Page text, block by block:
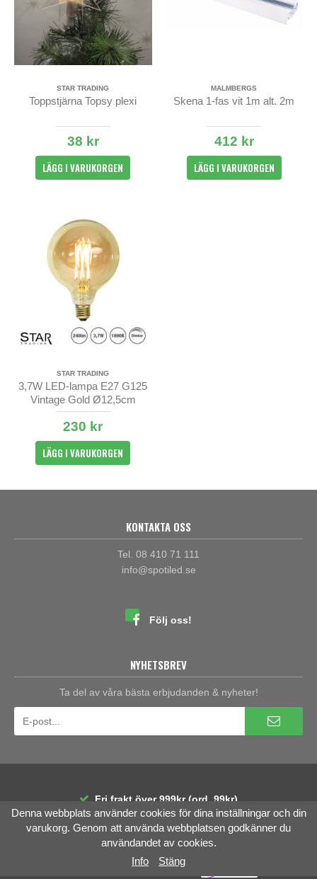
STAR TRADING
Toppstjärna Topsy plexi
38 kr
LÄGG I VARUKORGEN
MALMBERGS
Skena 1-fas vit 1m alt. 2m
412 kr
LÄGG I VARUKORGEN
STAR TRADING
3,7W LED-lampa E27 G125
Vintage Gold Ø12,5cm
230 kr
LÄGG I VARUKORGEN
KONTAKTA OSS
Tel. 08 410 71 111
info@spotiled.se
Följ oss!
NYHETSBREV
Ta del av våra bästa erbjudanden & nyheter!
Fri frakt över 999kr (ord. 99kr)
30 dagars öppet köp
Räntefri delbetalning
Denna webbplats använder cookies för dina inställningar och din
varukorg. Genom att använda webbplatsen godkänner du
användandet av cookies.
Info
Stäng